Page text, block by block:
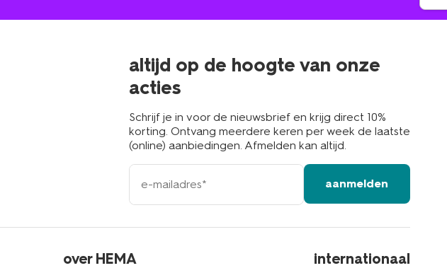
in
altijd op de hoogte van onze
acties
Schrijf je in voor de nieuwsbrief en krijg direct 10%
korting. Ontvang meerdere keren per week de laatste
(online) aanbiedingen. Afmelden kan altijd.
e-
mailadres
aanmelden
over HEMA internationaal